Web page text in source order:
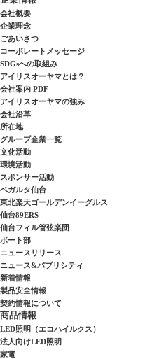
会社概要
企業理念
ごあいさつ
コーポレートメッセージ
SDGsへの取組み
アイリスオーヤマとは？
会社案内 PDF
アイリスオーヤマの強み
会社沿革
所在地
グループ企業一覧
文化活動
環境活動
スポンサー活動
ベガルタ仙台
東北楽天ゴールデンイーグルス
仙台89ERS
仙台フィル管弦楽団
ボート部
ニュースリリース
ニュース&パブリシティ
新着情報
製品安全情報
契約情報について
商品情報
LED照明（エコハイルクス）
法人向けLED照明
家電